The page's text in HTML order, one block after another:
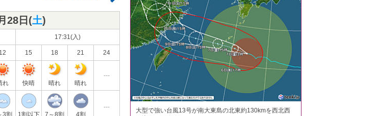
28日(土)
17:31(入)
12 15 18 21 24
れ 快晴 晴れ 晴れ
---
3割 1割以下 7～8割 4割
---
大型で強い台風13号が南大東島の北東約130kmを西北西